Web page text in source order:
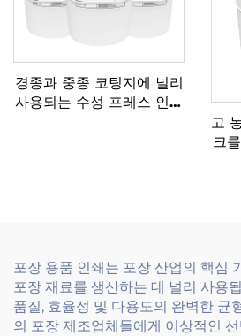
경종과 중종 코팅지에 널리
사용되는 수성 프레스 인쇄
고
크
포장 용품 인쇄는 포장 산업의 핵심
포장 재료를 생산하는 데 널리 사용
품질, 효율성 및 다용도의 완벽한 균
의 포장 제조업체들에게 이상적인